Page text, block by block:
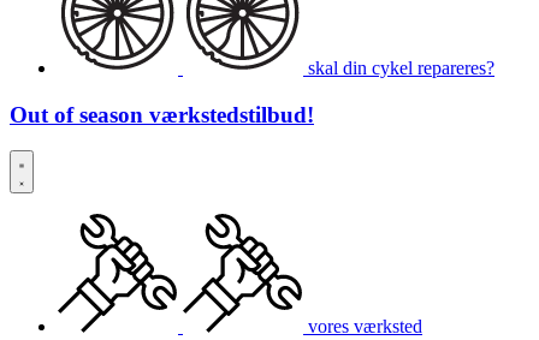
skal din cykel repareres?
Out of season værkstedstilbud!
vores værksted